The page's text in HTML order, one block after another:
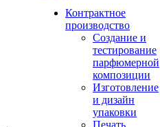
Контрактное
производство
Создание и
тестирование
парфюмерной
композиции
Изготовление
и дизайн
упаковки
Печать